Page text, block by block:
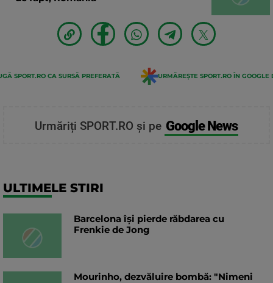
SPORT.RO CA SURSĂ PREFERATĂ URMĂREȘTE SPORT.RO ÎN GOOGLE
Urmăriți SPORT.RO și pe Google News
ULTIMELE STIRI
Barcelona își pierde răbdarea cu
Frenkie de Jong
Mourinho, dezvăluire bombă: "Nimeni